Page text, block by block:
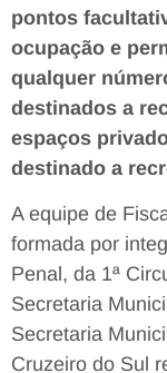
pontos
ocupação e
qualquer
destinados a
espaços
destinado a
A equipe de
formada por
Penal, da 1ª
Secretaria
Secretaria
Cruzeiro do Sul